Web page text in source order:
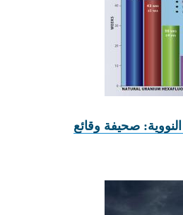
النووية: صحيفة وقائع